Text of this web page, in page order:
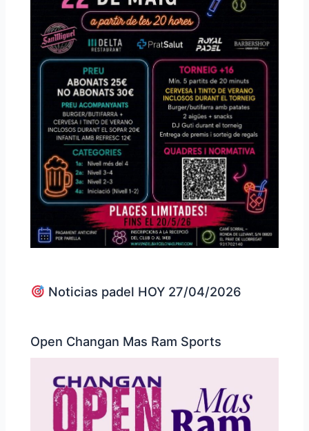
Noticias padel HOY 27/04/2026
Open Changan Mas Ram Sports